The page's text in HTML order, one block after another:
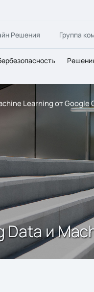
Решения Группа
Learning от Google
и